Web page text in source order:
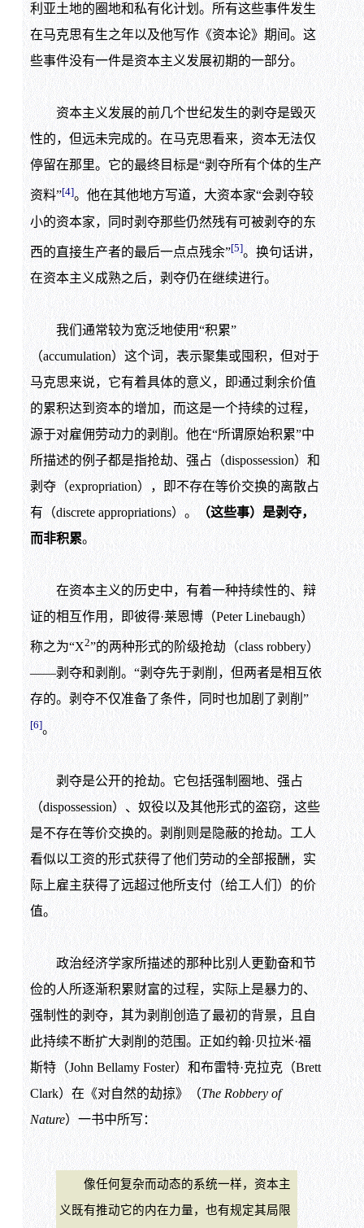
利亚土地的圈地和私有化计划。所有这些事件发生
在马克思有生之年以及他写作《资本论》期间。这
些事件没有一件是资本主义发展初期的一部分。
资本主义发展的前几个世纪发生的剥夺是毁灭
性的，但远未完成的。在马克思看来，资本无法仅
停留在那里。它的最终目标是“剥夺所有个体的生产
资料”[4]。他在其他地方写道，大资本家“会剥夺较
小的资本家，同时剥夺那些仍然残有可被剥夺的东
西的直接生产者的最后一点点残余”[5]。换句话讲，
在资本主义成熟之后，剥夺仍在继续进行。
我们通常较为宽泛地使用“积累”
（accumulation）这个词，表示聚集或囤积，但对于
马克思来说，它有着具体的意义，即通过剩余价值
的累积达到资本的增加，而这是一个持续的过程，
源于对雇佣劳动力的剥削。他在“所谓原始积累”中
所描述的例子都是指抢劫、强占（dispossession）和
剥夺（expropriation），即不存在等价交换的离散占
有（discrete appropriations）。
（这些事）是剥夺，
而非积累。
在资本主义的历史中，有着一种持续性的、辩
证的相互作用，即彼得·莱恩博（Peter Linebaugh）
称之为“X2”的两种形式的阶级抢劫（class robbery）
——剥夺和剥削。“剥夺先于剥削，但两者是相互依
存的。剥夺不仅准备了条件，同时也加剧了剥削”
[6]。
剥夺是公开的抢劫。它包括强制圈地、强占
（dispossession）、奴役以及其他形式的盗窃，这些
是不存在等价交换的。剥削则是隐蔽的抢劫。工人
看似以工资的形式获得了他们劳动的全部报酬，实
际上雇主获得了远超过他所支付（给工人们）的价
值。
政治经济学家所描述的那种比别人更勤奋和节
俭的人所逐渐积累财富的过程，实际上是暴力的、
强制性的剥夺，其为剥削创造了最初的背景，且自
此持续不断扩大剥削的范围。正如约翰·贝拉米·福
斯特（John Bellamy Foster）和布雷特·克拉克（Brett
Clark）在《对自然的劫掠》（The Robbery of
Nature）一书中所写：
像任何复杂而动态的系统一样，资本主
义既有推动它的内在力量，也有规定其局限